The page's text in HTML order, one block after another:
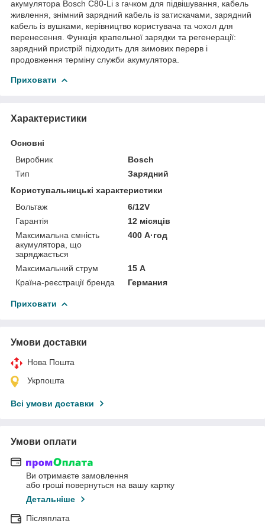
акумулятора Bosch C80-Li з гачком для підвішування, кабель
живлення, знімний зарядний кабель із затискачами, зарядний
кабель із вушками, керівництво користувача та чохол для
перенесення. Функція крапельної зарядки та регенерації:
зарядний пристрій підходить для зимових перерв і
продовження терміну служби акумулятора.
Приховати
Характеристики
Основні
Виробник
Bosch
Тип
Зарядний
Користувальницькі характеристики
Вольтаж
6/12V
Гарантія
12 місяців
Максимальна ємність
акумулятора, що
заряджається
400 А·год
Максимальний струм
15 А
Країна-реєстрації бренда
Германия
Приховати
Умови доставки
Нова Пошта
Укрпошта
Всі умови доставки
Умови оплати
Ви отримаєте замовлення
або гроші повернуться на вашу картку
Детальніше
Післяплата